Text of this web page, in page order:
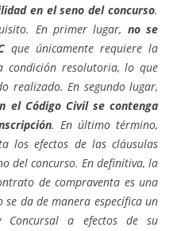
en el seno del concurso.
En primer lugar, no se
que únicamente requiere la
condición resolutoria, lo que
realizado. En segundo lugar,
el Código Civil se contenga
. En último término,
los efectos de las cláusulas
del concurso. En definitiva, la
de compraventa es una
da de manera específica un
a efectos de su